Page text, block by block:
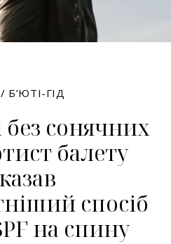
Б’ЮТІ-ГІД
без сонячних
балету
спосіб
на спину